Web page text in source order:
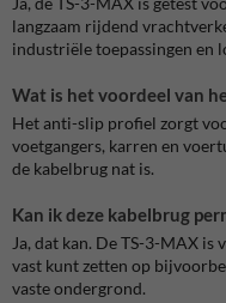
langzaam rijdend
industriële toepassingen en
Wat is het voordeel van
Het anti-slip profiel zorgt
voetgangers, karren en
de kabelbrug nat is.
Kan ik deze kabelbrug
Ja, dat kan. De TS-3-MAX
vast kunt zetten op
vaste ondergrond.